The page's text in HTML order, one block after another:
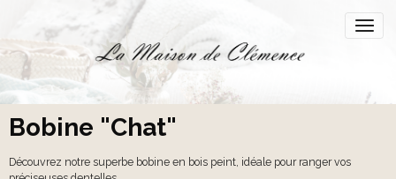
Bobine "Chat"
Découvrez notre superbe bobine en bois peint, idéale pour ranger vos